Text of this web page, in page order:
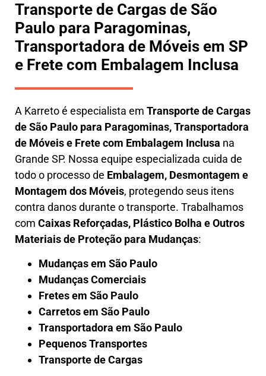
Transporte de Cargas de São
Paulo para Paragominas,
Transportadora de Móveis em SP
e Frete com Embalagem Inclusa
A Karretoé especialista em Transporte de Cargas
de São Paulo para Paragominas,Transportadora
de Móveis e Frete com Embalagem Inclusa na
Grande SP. Nossa equipe especializada cuida de
todo o processo de Embalagem, Desmontagem e
Montagem dos Móveis, protegendo seus itens
contra danos durante o transporte. Trabalhamos
com Caixas Reforçadas, Plástico Bolha e Outros
Materiais de Proteção para Mudanças:
Mudanças em São Paulo
Mudanças Comerciais
Fretes em São Paulo
Carretos em São Paulo
Transportadora em São Paulo
Pequenos Transportes
Transporte de Cargas